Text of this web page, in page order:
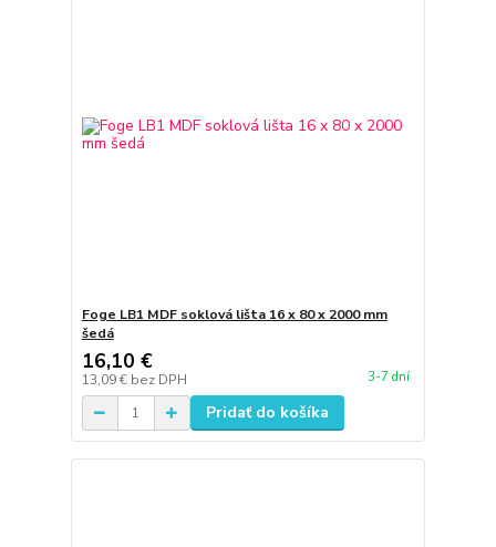
Foge LB1 MDF soklová lišta 16 x 80 x 2000 mm
šedá
16,10 €
13,09 € bez DPH 3-7 dní
Pridať do košíka